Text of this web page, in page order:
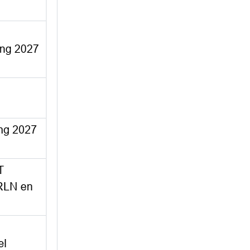
2027
2027
en